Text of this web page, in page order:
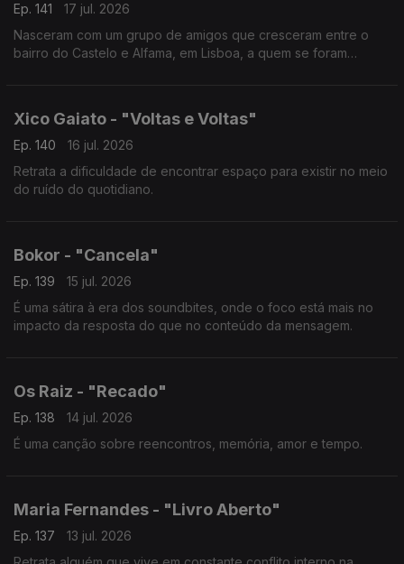
Ep. 141
17 jul. 2026
Nasceram com um grupo de amigos que cresceram entre o
bairro do Castelo e Alfama, em Lisboa, a quem se foram
Xico Gaiato - "Voltas e Voltas"
Ep. 140
16 jul. 2026
Retrata a dificuldade de encontrar espaço para existir no meio
do ruído do quotidiano.
Bokor - "Cancela"
Ep. 139
15 jul. 2026
É uma sátira à era dos soundbites, onde o foco está mais no
impacto da resposta do que no conteúdo da mensagem.
Os Raiz - "Recado"
Ep. 138
14 jul. 2026
É uma canção sobre reencontros, memória, amor e tempo.
Maria Fernandes - "Livro Aberto"
Ep. 137
13 jul. 2026